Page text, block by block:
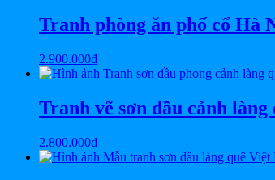
Tranh phòng ăn phố cổ Hà
2.900.000₫
Tranh vẽ sơn dầu cảnh
2.800.000₫